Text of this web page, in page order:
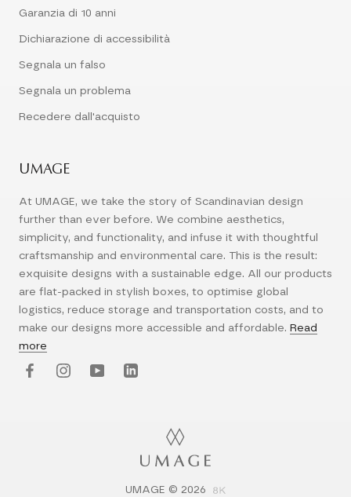
Garanzia di 10 anni
Dichiarazione di accessibilità
Segnala un falso
Segnala un problema
Recedere dall'acquisto
UMAGE
At UMAGE, we take the story of Scandinavian design
further than ever before. We combine aesthetics,
simplicity, and functionality, and infuse it with thoughtful
craftsmanship and environmental care. This is the result:
exquisite designs with a sustainable edge. All our products
are flat-packed in stylish boxes, to optimise global
logistics, reduce storage and transportation costs, and to
make our designs more accessible and affordable. Read
more
UMAGE © 2026